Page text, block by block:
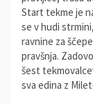
Start tekme je
se v hudi
ravnine za
pravšnja.
šest
sva edina z